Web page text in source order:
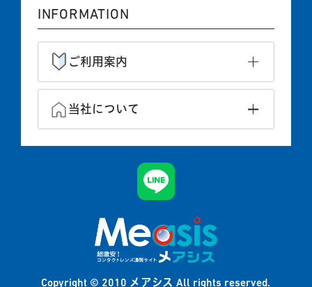
INFORMATION
ご利用案内
当社について
Copyright © 2010 メアシス All rights reserved.